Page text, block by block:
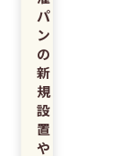
パ
ン
の
新
規
設
置
や